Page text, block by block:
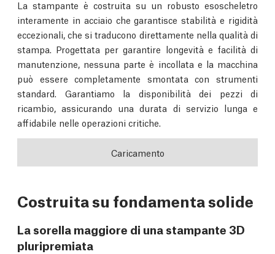
La stampante è costruita su un robusto esoscheletro
interamente in acciaio che garantisce stabilità e rigidità
eccezionali, che si traducono direttamente nella qualità di
stampa. Progettata per garantire longevità e facilità di
manutenzione, nessuna parte è incollata e la macchina
può essere completamente smontata con strumenti
standard. Garantiamo la disponibilità dei pezzi di
ricambio, assicurando una durata di servizio lunga e
affidabile nelle operazioni critiche.
Caricamento
Costruita su fondamenta solide
La sorella maggiore di una stampante 3D
pluripremiata